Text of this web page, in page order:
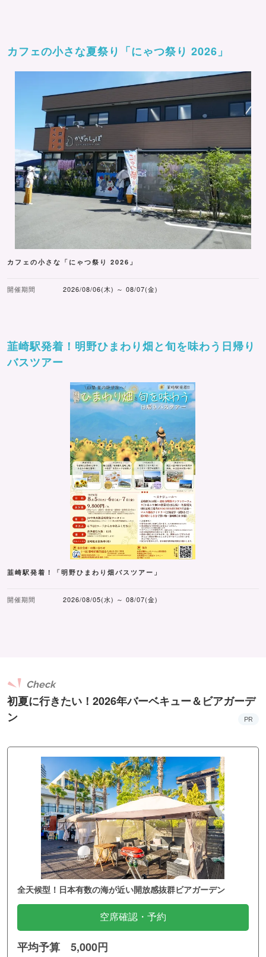
カフェの小さな夏祭り「にゃつ祭り 2026」
カフェの小さな「にゃつ祭り 2026」
開催期間 2026/08/06(木) ～ 08/07(金)
韮崎駅発着！明野ひまわり畑と旬を味わう日帰り
バスツアー
韮崎駅発着！「明野ひまわり畑バスツアー」
開催期間 2026/08/05(水) ～ 08/07(金)
初夏に行きたい！2026年バーベキュー＆ビアガーデ
ン
Check
PR
全天候型！日本有数の海が近い開放感抜群ビアガーデン
空席確認・予約
平均予算 5,000円